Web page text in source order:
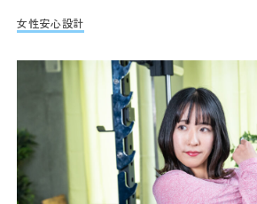
女性安心設計